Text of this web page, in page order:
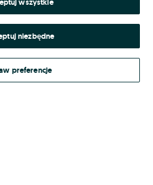
z dostawców wskazanych powyżej,
OLX.pl w jego aktualnym brzmieniu.
niezbędne
preferencje